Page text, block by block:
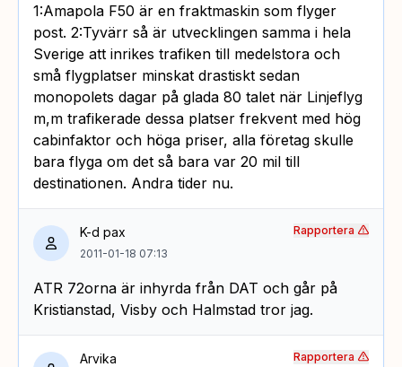
1:Amapola F50 är en fraktmaskin som flyger
post. 2:Tyvärr så är utvecklingen samma i hela
Sverige att inrikes trafiken till medelstora och
små flygplatser minskat drastiskt sedan
monopolets dagar på glada 80 talet när Linjeflyg
m,m trafikerade dessa platser frekvent med hög
cabinfaktor och höga priser, alla företag skulle
bara flyga om det så bara var 20 mil till
destinationen. Andra tider nu.
K-d pax
2011-01-18 07:13
ATR 72orna är inhyrda från DAT och går på
Kristianstad, Visby och Halmstad tror jag.
Rapportera
Arvika Rapportera